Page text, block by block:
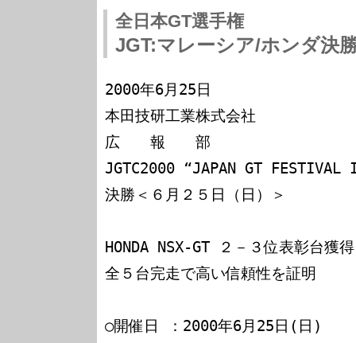
全日本GT選手権
JGT:マレーシア/ホンダ決
2000年6月25日
本田技研工業株式会社
広　　報　　部
JGTC2000 “JAPAN GT FESTIVAL
決勝＜６月２５日（日）＞
HONDA NSX-GT ２－３位表彰台獲
全５台完走で高い信頼性を証明
○開催日 ：2000年6月25日(日)